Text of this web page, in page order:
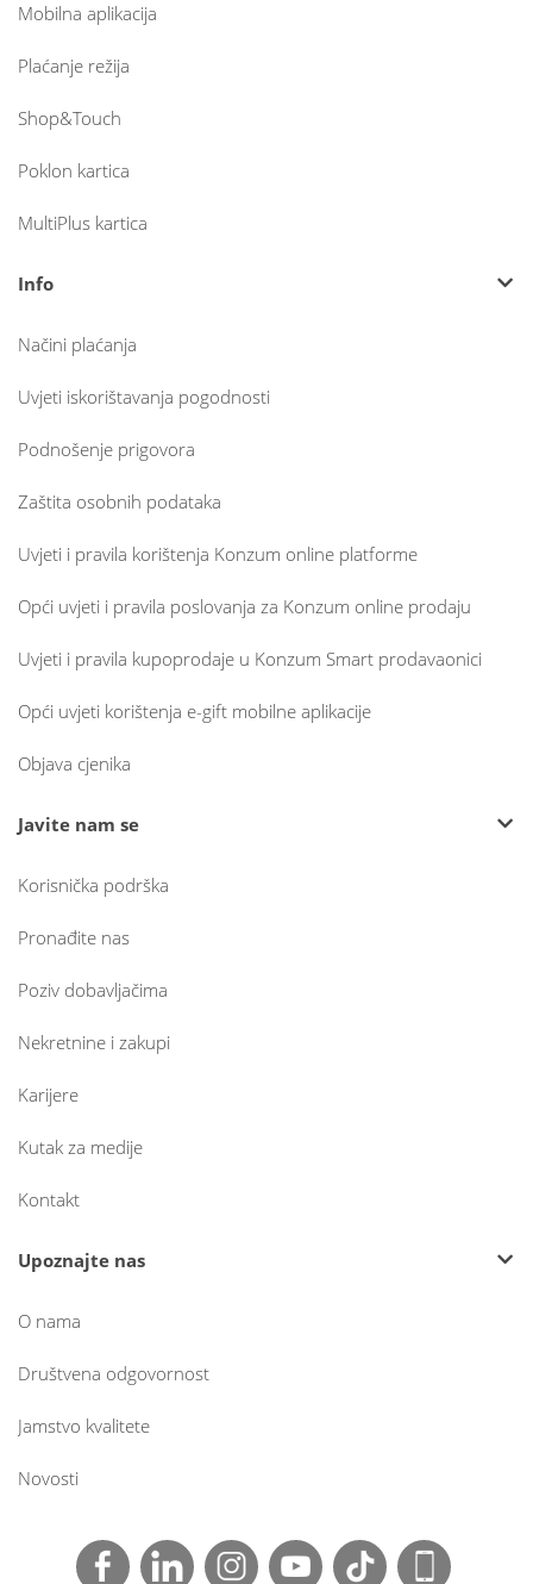
Mobilna aplikacija
Plaćanje režija
Shop&Touch
Poklon kartica
MultiPlus kartica
Info
Načini plaćanja
Uvjeti iskorištavanja pogodnosti
Podnošenje prigovora
Zaštita osobnih podataka
Uvjeti i pravila korištenja Konzum online platforme
Opći uvjeti i pravila poslovanja za Konzum online prodaju
Uvjeti i pravila kupoprodaje u Konzum Smart prodavaonici
Opći uvjeti korištenja e-gift mobilne aplikacije
Objava cjenika
Javite nam se
Korisnička podrška
Pronađite nas
Poziv dobavljačima
Nekretnine i zakupi
Karijere
Kutak za medije
Kontakt
Upoznajte nas
O nama
Društvena odgovornost
Jamstvo kvalitete
Novosti